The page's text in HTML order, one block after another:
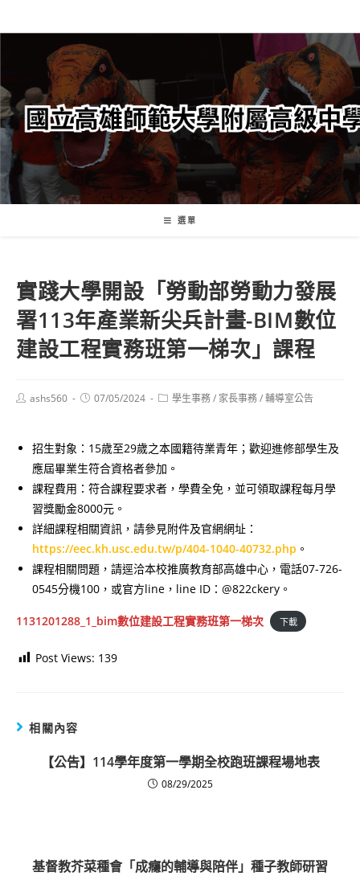
轉
要
內
容
選單
實踐大學開設「勞動部勞動力發展
署113年產業新尖兵計畫-BIM數位
建設工程實務班第一梯次」課程
Postashs560
Post07/05/2024
Post學生事務/ 家長事務/輔導室公告
招生對象：15歲至29歲之本國籍待業青年；歡迎進修部學生及
應屆畢業生符合資格者參加。
課程費用：符合課程要求者，學費全免，並可領取課程每月學
習獎勵金8000元。
詳細課程相關資訊，請參見附件及官網網址：
https://eec.kh.usc.edu.tw/p/404-1040-40732.php 。
課程相關問題，請逕洽本校推廣教育部高雄中心，電話07-726-
0545分機100，或官方line，line ID：@822ckery。
1131201288_1_bim數位建設工程實務班第一梯次 下載
Post Views: 139
相關內容
【公告】114學年度第一學期全校跑班課程場地表
08/29/2025
基督教芥菜種會「成癮的輔導與陪伴」種子教師研習